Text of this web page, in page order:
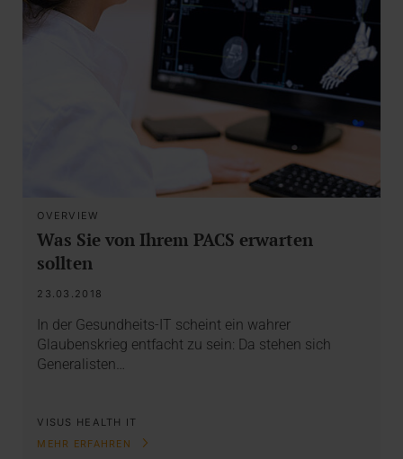
OVERVIEW
Was Sie von Ihrem PACS erwarten
sollten
23.03.2018
In der Gesundheits-IT scheint ein wahrer
Glaubenskrieg entfacht zu sein: Da stehen sich
Generalisten…
VISUS HEALTH IT
MEHR ERFAHREN